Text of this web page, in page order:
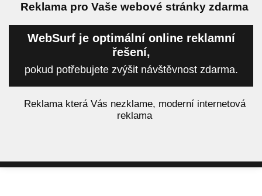
Reklama pro Vaše webové stránky zdarma
WebSurf je optimální online reklamní
řešení,
pokud potřebujete zvýšit návštěvnost zdarma.
Reklama která Vás nezklame, moderní internetová
reklama